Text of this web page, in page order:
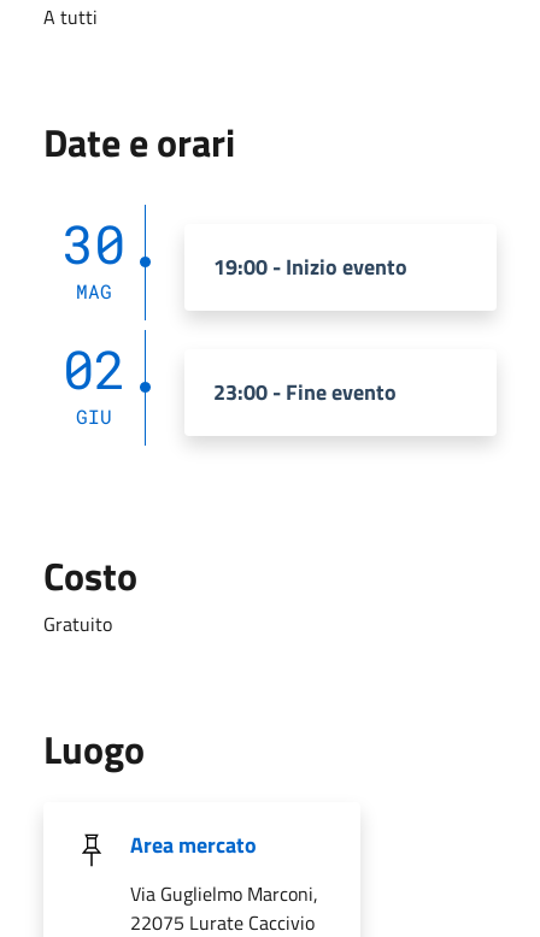
A tutti
Date e orari
30
MAG
19:00 - Inizio evento
02
GIU
23:00 - Fine evento
Costo
Gratuito
Luogo
Area mercato
Via Guglielmo Marconi,
22075 Lurate Caccivio